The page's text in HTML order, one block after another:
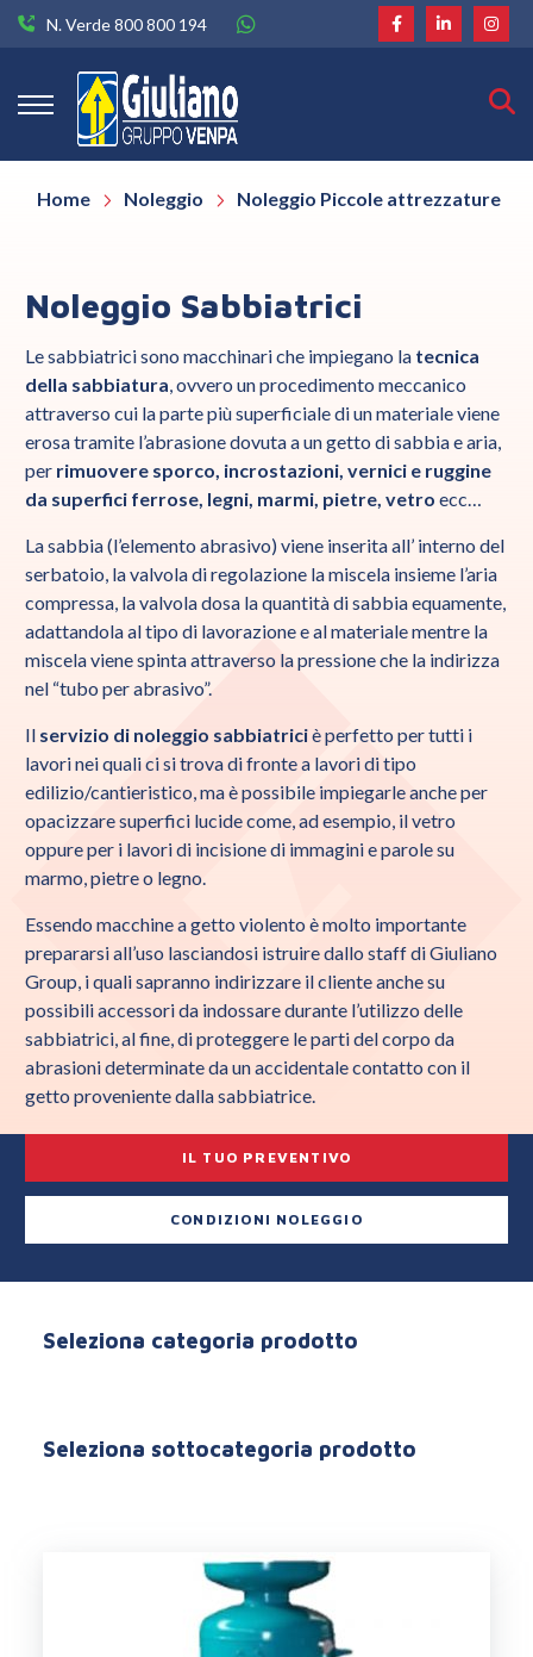
N. Verde 800 800 194
Home Noleggio Noleggio Piccole attrezzature
Noleggio Sabbiatrici
Le sabbiatrici sono macchinari che impiegano la tecnica
della sabbiatura, ovvero un procedimento meccanico
attraverso cui la parte più superficiale di un materiale viene
erosa tramite l’abrasione dovuta a un getto di sabbia e aria,
per rimuovere sporco, incrostazioni, vernici e ruggine
da superfici ferrose, legni, marmi, pietre, vetro ecc…
La sabbia (l’elemento abrasivo) viene inserita all’ interno del
serbatoio, la valvola di regolazione la miscela insieme l’aria
compressa, la valvola dosa la quantità di sabbia equamente,
adattandola al tipo di lavorazione e al materiale mentre la
miscela viene spinta attraverso la pressione che la indirizza
nel “tubo per abrasivo”.
Il servizio di noleggio sabbiatriciè perfetto per tutti i
lavori nei quali ci si trova di fronte a lavori di tipo
edilizio/cantieristico, ma è possibile impiegarle anche per
opacizzare superfici lucide come, ad esempio, il vetro
oppure per i lavori di incisione di immagini e parole su
marmo, pietre o legno.
Essendo macchine a getto violento è molto importante
prepararsi all’uso lasciandosi istruire dallo staff di Giuliano
Group, i quali sapranno indirizzare il cliente anche su
possibili accessori da indossare durante l’utilizzo delle
sabbiatrici, al fine, di proteggere le parti del corpo da
abrasioni determinate da un accidentale contatto con il
getto proveniente dalla sabbiatrice.
IL TUO PREVENTIVO
CONDIZIONI NOLEGGIO
Seleziona categoria prodotto
Seleziona sottocategoria prodotto